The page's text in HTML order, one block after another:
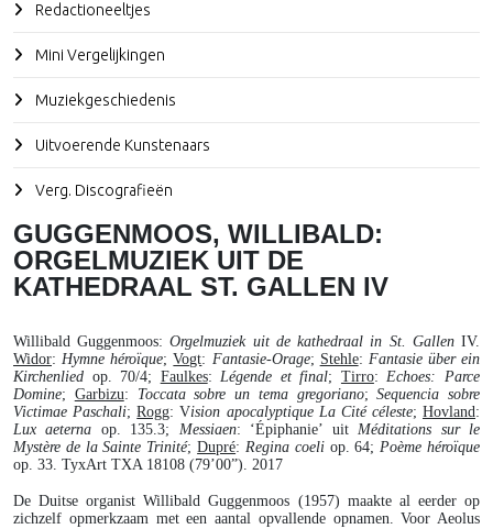
Redactioneeltjes
Mini Vergelijkingen
Muziekgeschiedenis
Uitvoerende Kunstenaars
Verg. Discografieën
GUGGENMOOS, WILLIBALD:
ORGELMUZIEK UIT DE
KATHEDRAAL ST. GALLEN IV
Willibald Guggenmoos:Orgelmuziek uit de kathedraal in St. GallenIV.
Widor:Hymne héroïque;Vogt: Fantasie-Orage; Stehle: Fantasie über ein
Kirchenlied op. 70/4; Faulkes:Légende et final; Tirro:Echoes: Parce
Domine; Garbizu: Toccata sobre un tema gregoriano;Sequencia sobre
Victimae Paschali;Rogg: Vision apocalyptique La Cité céleste; Hovland:
Lux aeterna op. 135.3; Messiaen: ‘Épiphanie’ uitMéditations sur le
Mystère de la Sainte Trinité;Dupré: Regina coeliop. 64;Poème héroïque
op. 33. TyxArt TXA 18108 (79’00”). 2017
De Duitse organist Willibald Guggenmoos (1957) maakte al eerder op
zichzelf opmerkzaam met een aantal opvallende opnamen. Voor Aeolus